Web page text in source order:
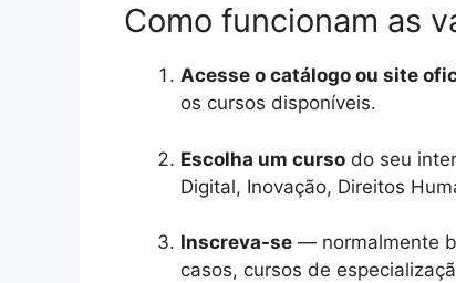
Como funcionam as
Acesse o catálogo ou site
os cursos disponíveis.
Escolha um curso do seu
Digital, Inovação, Direitos
Inscreva-se — normalmente
casos, cursos de